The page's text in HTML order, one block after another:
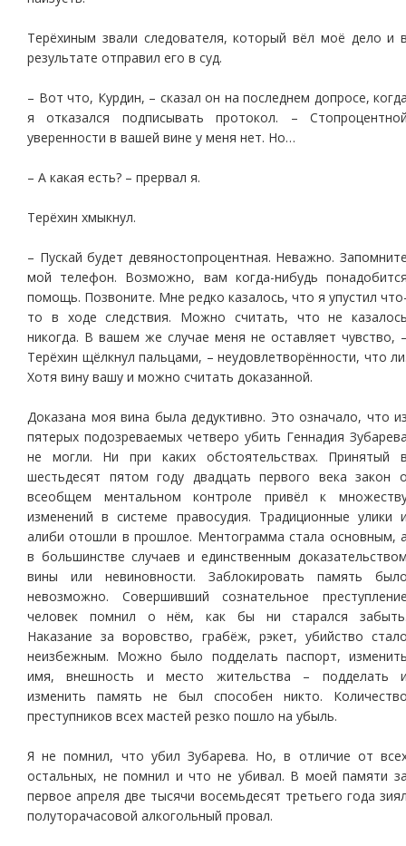
Терёхиным звали следователя, который вёл моё дело и
результате отправил его в суд.
– Вот что, Курдин, – сказал он на последнем допросе,
я отказался подписывать протокол. –
уверенности в вашей вине у меня нет. Но…
– А какая есть? – прервал я.
Терёхин хмыкнул.
– Пускай будет девяностопроцентная. Неважно.
мой телефон. Возможно, вам когда-нибудь
помощь. Позвоните. Мне редко казалось, что я упустил
то в ходе следствия. Можно считать, что не
никогда. В вашем же случае меня не оставляет чувство,
Терёхин щёлкнул пальцами, – неудовлетворённости, что
Хотя вину вашу и можно считать доказанной.
Доказана моя вина была дедуктивно. Это означало, что
пятерых подозреваемых четверо убить Геннадия
не могли. Ни при каких обстоятельствах. Принятый
шестьдесят пятом году двадцать первого века закон
всеобщем ментальном контроле привёл к
изменений в системе правосудия. Традиционные улики
алиби отошли в прошлое. Ментограмма стала основным,
в большинстве случаев и единственным
вины или невиновности. Заблокировать память
невозможно. Совершивший сознательное
человек помнил о нём, как бы ни старался
Наказание за воровство, грабёж, рэкет, убийство
неизбежным. Можно было подделать паспорт,
имя, внешность и место жительства – подделать
изменить память не был способен никто.
преступников всех мастей резко пошло на убыль.
Я не помнил, что убил Зубарева. Но, в отличие от
остальных, не помнил и что не убивал. В моей памяти
первое апреля две тысячи восемьдесят третьего года
полуторачасовой алкогольный провал.